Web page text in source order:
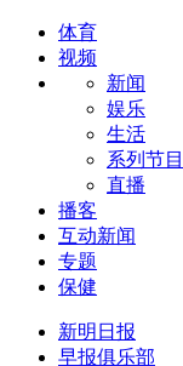
体育
视频
新闻
娱乐
生活
系列节目
直播
播客
互动新闻
专题
保健
新明日报
早报俱乐部